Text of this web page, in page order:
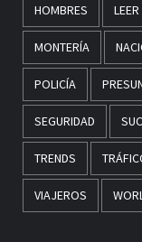
HOMBRES LEER
MONTERÍA
POLICÍA
SEGURIDAD
TRENDS
VIAJEROS